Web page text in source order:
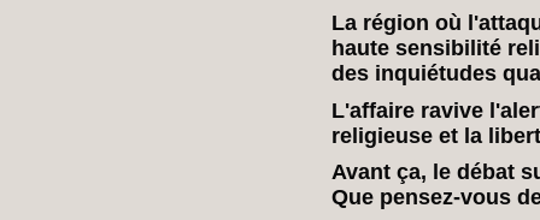
La région où
haute sensibilité
des inquiétudes
L'affaire ravive
religieuse et la
Avant ça, le débat
Que pensez-vous